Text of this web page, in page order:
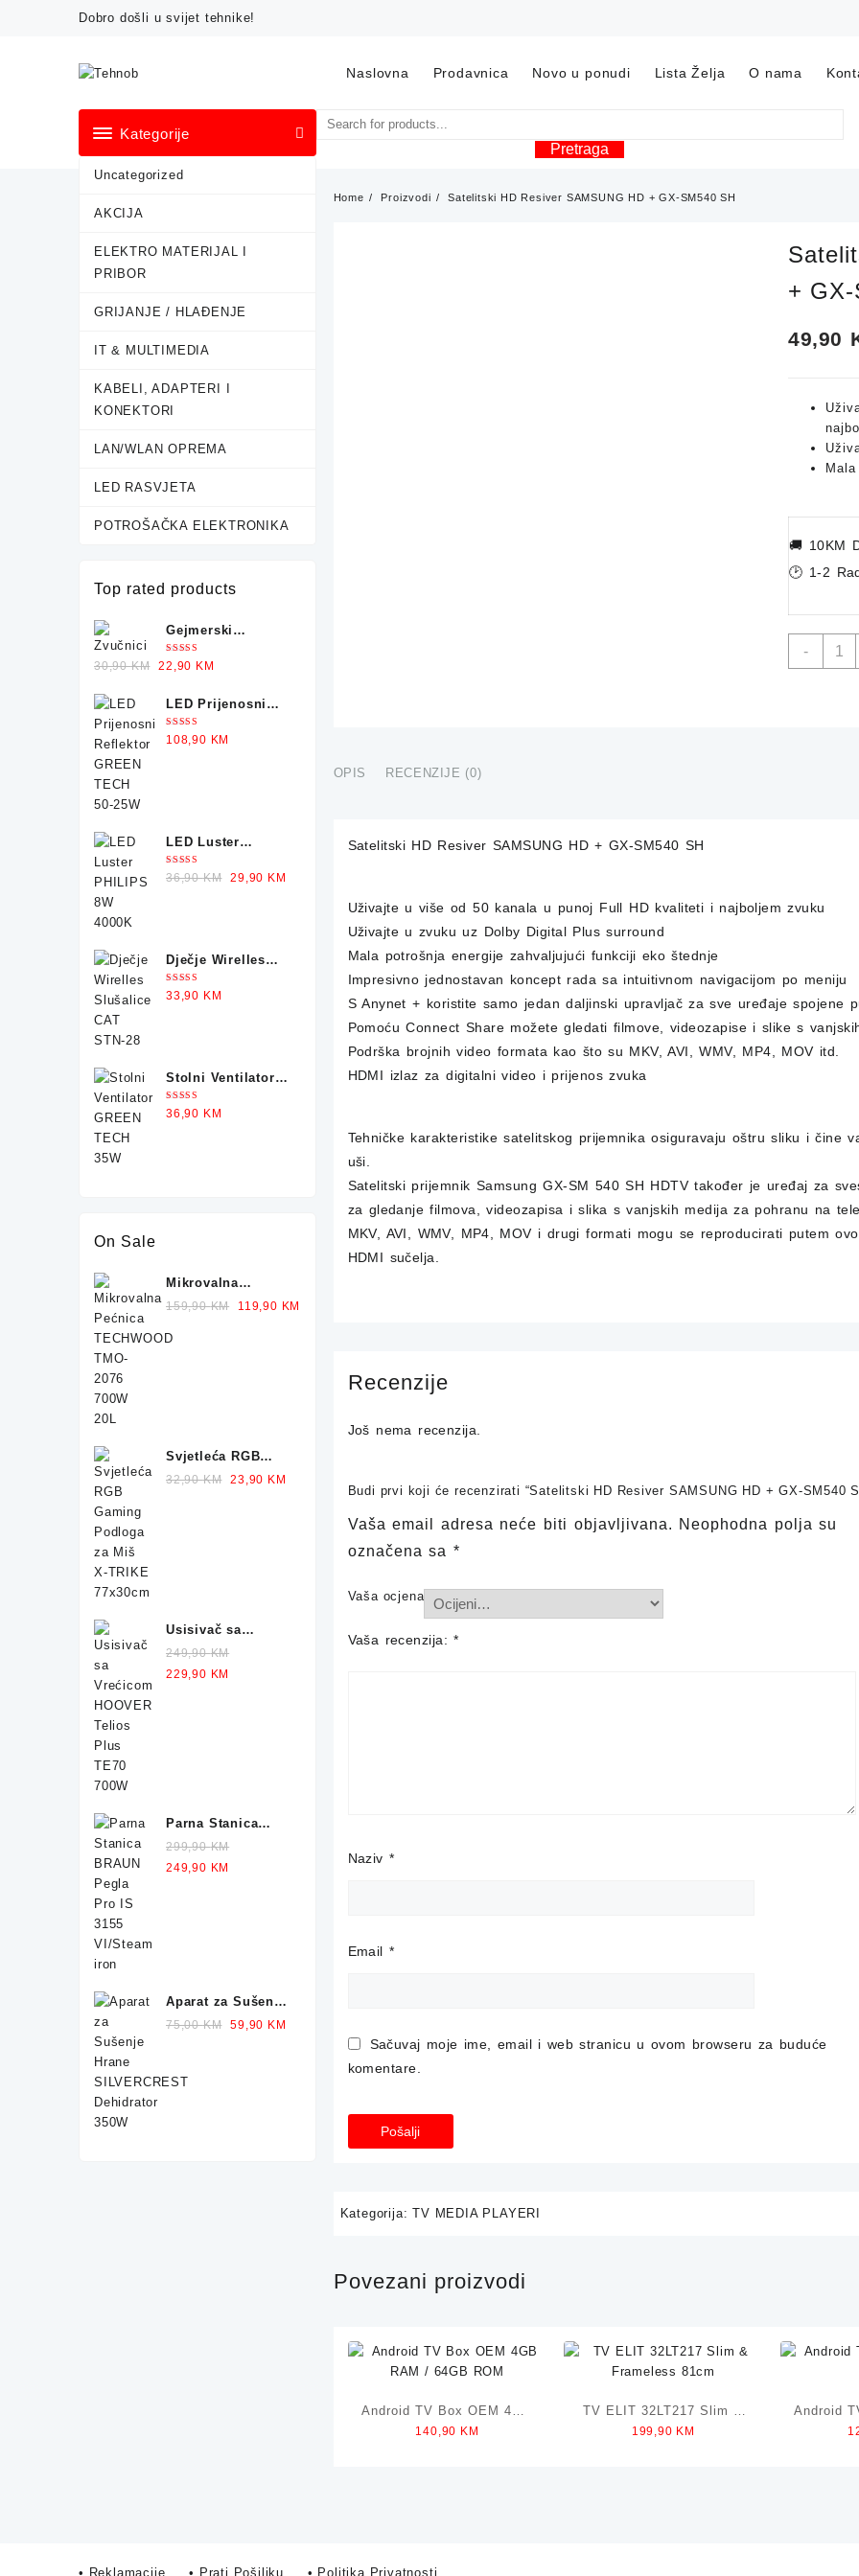
Dobro došli u svijet tehnike!
Naslovna Prodavnica Novo u ponudi Lista Želja O nama
Kategorije
Uncategorized
AKCIJA
ELEKTRO MATERIJAL I
PRIBOR
GRIJANJE / HLAĐENJE
IT & MULTIMEDIA
KABELI, ADAPTERI I
KONEKTORI
LAN/WLAN OPREMA
LED RASVJETA
POTROŠAČKA ELEKTRONIKA
Pretraga
Home Proizvodi Satelitski HD Resiver SAMSUNG HD + GX-SM540 SH
+
49,90
🚚 10KM
🕑 1-2
-
OPIS RECENZIJE (0)
Satelitski HD Resiver SAMSUNG HD + GX-SM540 SH
Uživajte u više od 50 kanala u punoj Full HD kvaliteti i najboljem zvuku
Uživajte u zvuku uz Dolby Digital Plus surround
Mala potrošnja energije zahvaljujući funkciji eko štednje
Impresivno jednostavan koncept rada sa intuitivnom navigacijom po meniju
S Anynet + koristite samo jedan daljinski upravljač za sve uređaje spojene
Pomoću Connect Share možete gledati filmove, videozapise i slike s
Podrška brojnih video formata kao što su MKV, AVI, WMV, MP4, MOV itd.
HDMI izlaz za digitalni video i prijenos zvuka
Tehničke karakteristike satelitskog prijemnika osiguravaju oštru sliku i čine
uši.
Satelitski prijemnik Samsung GX-SM 540 SH HDTV također je uređaj za
za gledanje filmova, videozapisa i slika s vanjskih medija za pohranu na
MKV, AVI, WMV, MP4, MOV i drugi formati mogu se reproducirati putem
HDMI sučelja.
Recenzije
Još nema recenzija.
Budi prvi koji će recenzirati “Satelitski HD Resiver SAMSUNG HD + GX-SM540
Vaša email adresa neće biti objavljivana. Neophodna polja su
označena sa *
Vaša ocjena
Vaša recenzija:*
Naziv *
Email *
Sačuvaj moje ime, email i web stranicu u ovom browseru za buduće
komentare.
Kategorija:TV MEDIA PLAYERI
Povezani proizvodi
Android TV Box OEM 4GB
RAM / 64GB ROM
140,90 KM
TV ELIT 32LT217 Slim &
Frameless 81cm
199,90 KM
Android
Top rated products
Gejmerski
Zvučnici sa
Osvjetljenjem X-
Ocjenjeno
5.00od 5
30,90KM
Original
was:
30,90 KM.
22,90 KM
is:
LED Prijenosni
Reflektor GREEN
TECH 50-25W
Ocjenjeno
5.00od 5
108,90 KM
LED Luster
PHILIPS 8W 4000K
Ocjenjeno
5.00od 5
36,90KM
Original
29,90 KM
29,90 KM.
Dječje Wirelles
Slušalice CAT
STN-28
Ocjenjeno
5.00od 5
33,90 KM
Stolni Ventilator
GREEN TECH 35W
Ocjenjeno
5.00od 5
36,90 KM
On Sale
Mikrovalna
Pećnica
2076 700W 20L
159,90KM
Original
119,90 KM
Svjetleća RGB
Gaming Podloga
32,90KM
Original
23,90 KM
Usisivač sa
Vrećicom HOOVER
Telios Plus TE70
249,90KM
Original
229,90 KM
Parna Stanica
BRAUN Pegla IS
1012 2400W
299,90KM
Original
249,90 KM
Aparat za Sušenje
Hrane
75,00KM
Original
59,90 KM
• Reklamacije • Prati Pošiljku • Politika Privatnosti